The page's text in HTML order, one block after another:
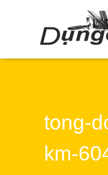
tong-
km-